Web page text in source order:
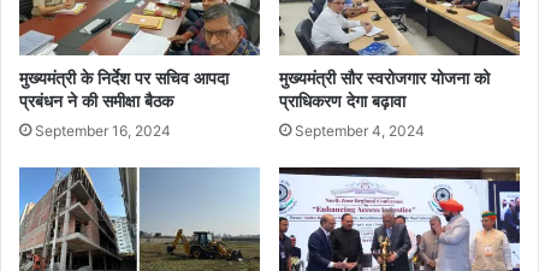
मुख्यमंत्री के निर्देश पर सचिव आपदा
प्रबंधन ने की समीक्षा बैठक
September 16, 2024
मुख्यमंत्री सौर स्वरोजगार योजना को
प्राधिकरण देगा बढ़ावा
September 4, 2024